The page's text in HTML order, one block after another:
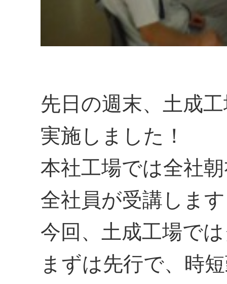
先日の週末、土成
実施しました！
本社工場では全社
全社員が受講しま
今回、土成工場で
まずは先行で、時